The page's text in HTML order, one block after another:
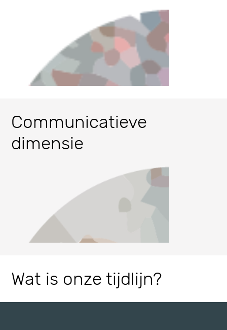
Communicatieve
dimensie
Literaturanalyse
Räumliche Analyse
Wat is onze tijdlijn?